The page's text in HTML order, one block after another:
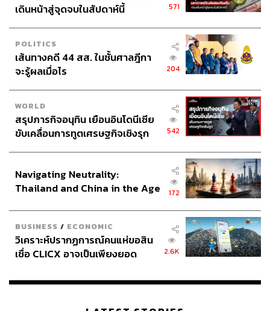
หญิงครั้งแรกเป็นอย่างไรบ้าง
ฉันคิดว่าวัสดุที่เราใช้มันเหมาะกับเสื้อผ้าเด็กมาก และเปิด
โอกาสให้เราออกแบบอะไรที่สนุกมากขึ้น รวมถึงมีแนวคิด
‘mini me’ ที่แม่ลูกสามารถแต่งตัวเข้าคู่กันได้ ทำให้กลายเป็น
ไอเดียที่ทำให้คอลเล็กชันนี้เป็นตัวแทนของความเป็นผู้หญิง
ในทุกช่วงวัย ทั้งเด็ก วัยรุ่น หรือผู้ใหญ่
สิ่งที่น่าสนใจมากคือเรื่อง ‘สัดส่วน’ ทุกอย่างแตกต่างจากเดิม
เมื่อมีขนาดเล็กลง ดีเทลของแบรนด์เราปกติก็ละเอียดอ่อนอยู่
แล้ว เมื่อต้องย่อให้มีขนาดเล็กก็ยิ่งต้องประณีตมากขึ้น แต่
สุดท้ายมันออกมาลงตัวมากค่ะ หลานๆ ของพี่สาวฉันก็ใส่กัน
แล้ว และฉันก็ชอบเวลาที่เห็นเด็กๆ เอาไปมิกซ์แอนด์แมตช์ใน
เหมือนกัน
เดินหน้าสู่จุดจบในสัปดาห์นี้
571
POLITICS
เส้นทางคดี 44 สส. ในชั้นศาลฎีกา
จะรู้ผลเมื่อไร
204
WORLD
สรุปภารกิจอนุทิน เยือนอินโดนีเซีย
ขับเคลื่อนการทูตเศรษฐกิจเชิงรุก
542
Navigating Neutrality:
Thailand and China in the Age
172
BUSINESS / ECONOMIC
วิเคราะห์ปรากฏการณ์คนแห่ขอสิน
เชื่อ CLICX อาจเป็นเพียงยอด
เรือนไทยที่ถูกซุกไว้
2.6K